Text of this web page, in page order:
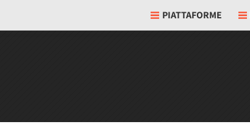
PIATTAFORME